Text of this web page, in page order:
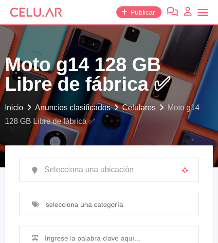
saltar
contenido
Publicar
Moto g14 128 GB
Libre de fábrica ✅
Inicio Anuncios clasificados Celulares
Moto g14
128 GB Libre de fábrica ✅
selecciona una categoría